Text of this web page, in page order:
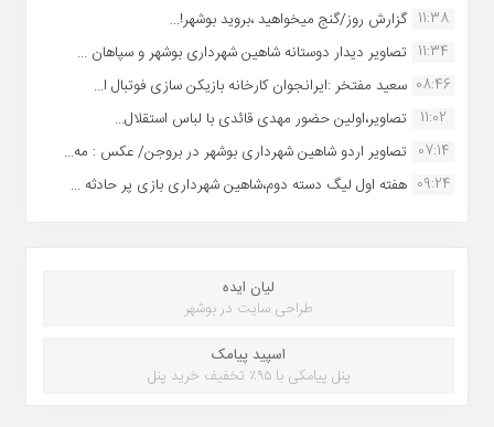
11:38 گزارش روز/گنج میخواهید ،بروید بوشهر!...
11:34 تصاویر دیدار دوستانه شاهین شهردارى بوشهر و سپاهان ...
08:46 سعید مفتخر :ایرانجوان کارخانه بازیکن سازی فوتبال ا...
11:02
تصاویر،اولین حضور مهدی قائدی با لباس استقلال...
07:14 تصاویر اردو شاهین شهرداری بوشهر در بروجن/ عکس : مه...
09:24 هفته اول لیگ دسته دوم،شاهین شهرداری بازی پر حادثه ...
لیان ایده
طراحی سایت در بوشهر
اسپید پیامک
پنل پیامکی با ۹۵٪ تخفیف خرید پنل